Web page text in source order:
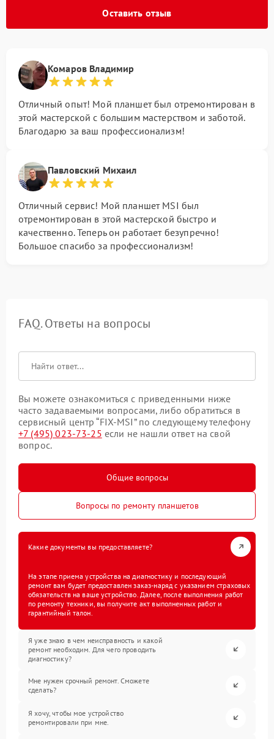
Оставить отзыв
Комаров Владимир
Отличный опыт! Мой планшет был отремонтирован в
этой мастерской с большим мастерством и заботой.
Благодарю за ваш профессионализм!
Павловский Михаил
Отличный сервис! Мой планшет MSI был
отремонтирован в этой мастерской быстро и
качественно. Теперь он работает безупречно!
Большое спасибо за профессионализм!
FAQ. Ответы на вопросы
Вы можете ознакомиться с приведенными ниже
часто задаваемыми вопросами, либо обратиться в
сервисный центр “FIX-MSI” по следующему телефону
+7 (495) 023-73-25 если не нашли ответ на свой
вопрос.
Общие вопросы
Вопросы по ремонту планшетов
Какие документы вы предоставляете?
На этапе приема устройства на диагностику и последующий
ремонт вам будет предоставлен заказ-наряд с указанием страховых
обязательств на ваше устройство. Далее, после выполнения работ
по ремонту техники, вы получите акт выполненных работ и
гарантийный талон.
Я уже знаю в чем неисправность и какой
ремонт необходим. Для чего проводить
диагностику?
Мне нужен срочный ремонт. Сможете
сделать?
Я хочу, чтобы мое устройство
ремонтировали при мне.